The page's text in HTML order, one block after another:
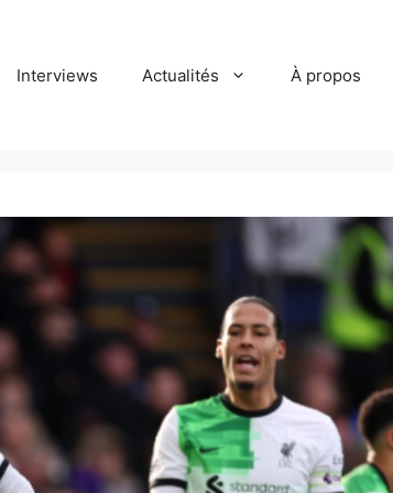
Interviews Actualités À propos